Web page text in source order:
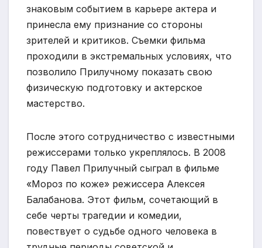
знаковым событием в карьере актера и
принесла ему признание со стороны
зрителей и критиков. Съемки фильма
проходили в экстремальных условиях, что
позволило Прилучному показать свою
физическую подготовку и актерское
мастерство.
После этого сотрудничество с известными
режиссерами только укреплялось. В 2008
году Павел Прилучный сыграл в фильме
«Мороз по коже» режиссера Алексея
Балабанова. Этот фильм, сочетающий в
себе черты трагедии и комедии,
повествует о судьбе одного человека в